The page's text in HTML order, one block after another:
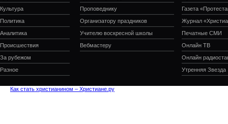
Культура
Политика
Аналитика
Происшествия
За рубежом
Разное
Проповеднику
Организатору праздников
Учителю воскресной школы
Вебмастеру
Газета
Журнал
Печатные СМИ
Онлайн ТВ
Онлайн
Утренняя Звезда
Как стать христианином – Христиане.ру